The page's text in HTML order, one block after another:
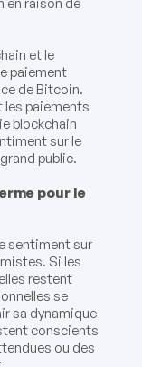
et le
paiement
de Bitcoin.
les paiements
blockchain
sur le
public.
pour le
sentiment sur
Si les
restent
se
sa dynamique
conscients
ou des